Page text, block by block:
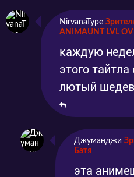
NirvanaType
ANIMAUNT LVL
каждую
этого
лютый
Джуманджи
Батя
эта